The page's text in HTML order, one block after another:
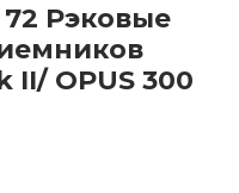
72 Рэковые
II/ OPUS 300